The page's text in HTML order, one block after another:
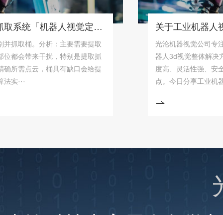
桶状物体识别抓取系统「机器人视觉定位抓取解决方案」
桶。分析：主要需要提取
带来干扰，特别是提取抓
点云，桶具有缺口会给提
光沦机器视觉公司专注为
器人3d视觉整体解决方案
度高、灵活性强、安全可
点。今日分享工业机器···